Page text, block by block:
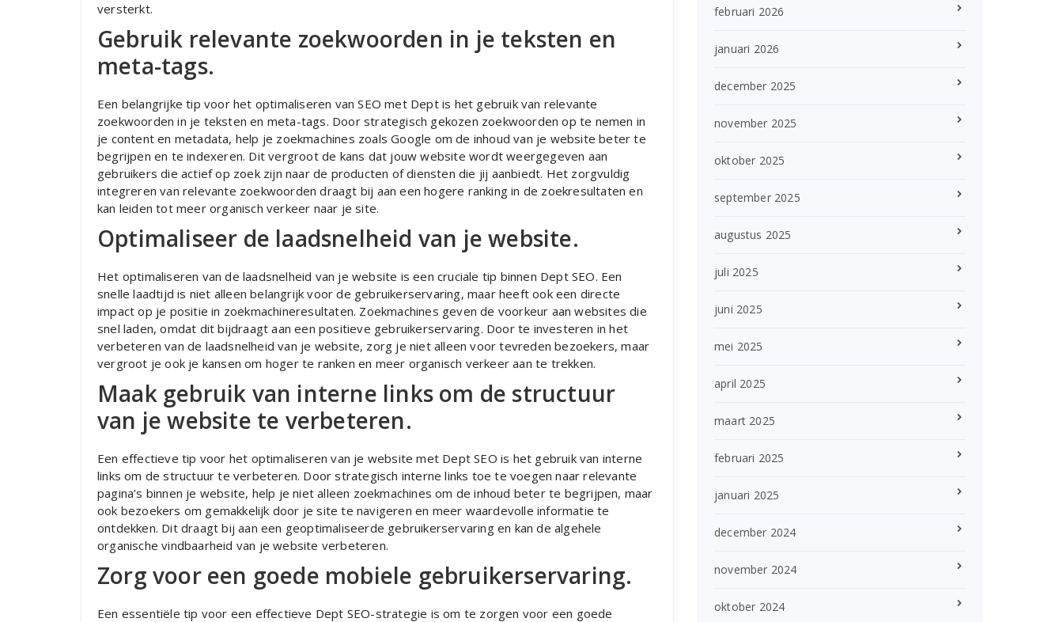
versterkt.
Gebruik relevante zoekwoorden in je teksten en
meta-tags.
Een belangrijke tip voor het optimaliseren van SEO met Dept is het gebruik van relevante
zoekwoorden in je teksten en meta-tags. Door strategisch gekozen zoekwoorden op te nemen in
je content en metadata, help je zoekmachines zoals Google om de inhoud van je website beter te
begrijpen en te indexeren. Dit vergroot de kans dat jouw website wordt weergegeven aan
gebruikers die actief op zoek zijn naar de producten of diensten die jij aanbiedt. Het zorgvuldig
integreren van relevante zoekwoorden draagt bij aan een hogere ranking in de zoekresultaten en
kan leiden tot meer organisch verkeer naar je site.
Optimaliseer de laadsnelheid van je website.
Het optimaliseren van de laadsnelheid van je website is een cruciale tip binnen Dept SEO. Een
snelle laadtijd is niet alleen belangrijk voor de gebruikerservaring, maar heeft ook een directe
impact op je positie in zoekmachineresultaten. Zoekmachines geven de voorkeur aan websites die
snel laden, omdat dit bijdraagt aan een positieve gebruikerservaring. Door te investeren in het
verbeteren van de laadsnelheid van je website, zorg je niet alleen voor tevreden bezoekers, maar
vergroot je ook je kansen om hoger te ranken en meer organisch verkeer aan te trekken.
Maak gebruik van interne links om de structuur
van je website te verbeteren.
Een effectieve tip voor het optimaliseren van je website met Dept SEO is het gebruik van interne
links om de structuur te verbeteren. Door strategisch interne links toe te voegen naar relevante
pagina’s binnen je website, help je niet alleen zoekmachines om de inhoud beter te begrijpen, maar
ook bezoekers om gemakkelijk door je site te navigeren en meer waardevolle informatie te
ontdekken. Dit draagt bij aan een geoptimaliseerde gebruikerservaring en kan de algehele
organische vindbaarheid van je website verbeteren.
Zorg voor een goede mobiele gebruikerservaring.
Een essentiële tip voor een effectieve Dept SEO-strategie is om te zorgen voor een goede
februari 2026
januari 2026
december 2025
november 2025
oktober 2025
september 2025
augustus 2025
juli 2025
juni 2025
mei 2025
april 2025
maart 2025
februari 2025
januari 2025
december 2024
november 2024
oktober 2024